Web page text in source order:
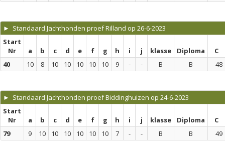
► Standaard Jachthonden proef Rilland op 26-6-2023
Start
Nr
a b c d e f g h i j klasse Diploma
C
40
10 8 10 10 10 10 10 9 - - B B 48
► Standaard Jachthonden proef Biddinghuizen op 24-6-2023
Start
Nr
a b c d e f g h i j klasse Diploma
C
79
9 10 10 10 10 10 10 7 - - B B 49